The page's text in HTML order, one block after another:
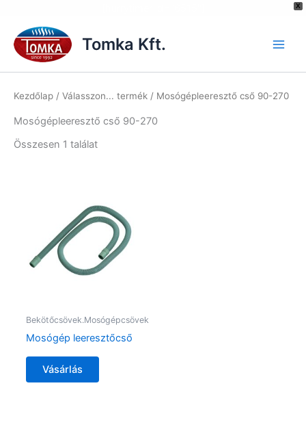
X
content
Tomka Kft.
Kezdőlap / Válasszon... termék / Mosógépleeresztő cső 90-270
Mosógépleeresztő cső 90-270
Összesen 1 találat
Bekötőcsövek.Mosógépcsövek
Mosógép leeresztőcső
Vásárlás